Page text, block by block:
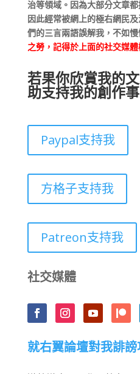
治等領域。因為大部分文章
因此經常被網上的極右網民
們的三言兩語誤解我，不如
之勞，記得於上面的社交媒體
若果你欣賞我的
助支持我的創作事
Paypal支持我
方格子支持我
Patreon支持我
社交媒體
就右翼論壇對我誹謗